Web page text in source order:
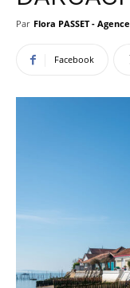
Par Flora PASSET -
Facebook